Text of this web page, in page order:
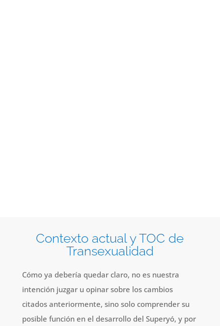
Contexto actual y TOC de
Transexualidad
Cómo ya debería quedar claro, no es nuestra
intención juzgar u opinar sobre los cambios
citados anteriormente, sino solo comprender su
posible función en el desarrollo del Superyó, y por